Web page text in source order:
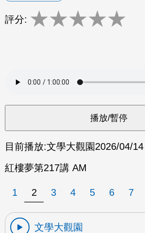
評分: ★★★★★
目前播放:文學大觀園2026/04/14
紅樓夢第217講 AM
1 2 3 4 5 6 7
文學大觀園